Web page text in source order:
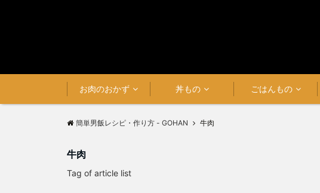
お肉のおかず 丼もの ごはんもの
簡単男飯レシピ・作り方 - GOHAN 牛肉
牛肉
Tag of article list